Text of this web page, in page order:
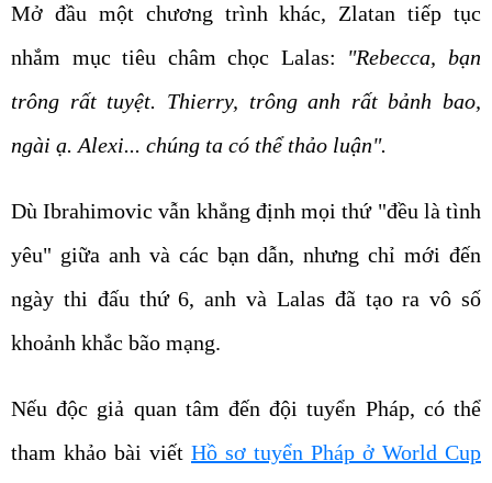
Mở đầu một chương trình khác, Zlatan tiếp tục
nhắm mục tiêu châm chọc Lalas: "Rebecca, bạn
trông rất tuyệt. Thierry, trông anh rất bảnh bao,
ngài ạ. Alexi... chúng ta có thể thảo luận".
Dù Ibrahimovic vẫn khẳng định mọi thứ "đều là tình
yêu" giữa anh và các bạn dẫn, nhưng chỉ mới đến
ngày thi đấu thứ 6, anh và Lalas đã tạo ra vô số
khoảnh khắc bão mạng.
Nếu độc giả quan tâm đến đội tuyển Pháp, có thể
tham khảo bài viết Hồ sơ tuyển Pháp ở World Cup